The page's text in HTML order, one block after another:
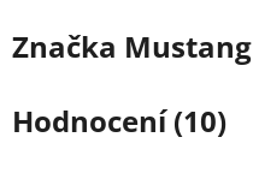
Značka Mustang
Hodnocení (10)